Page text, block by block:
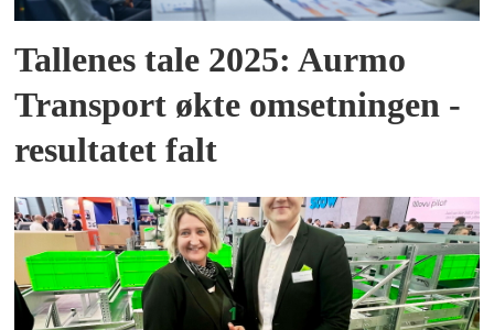
Tallenes tale 2025: Aurmo
Transport økte omsetningen -
resultatet falt